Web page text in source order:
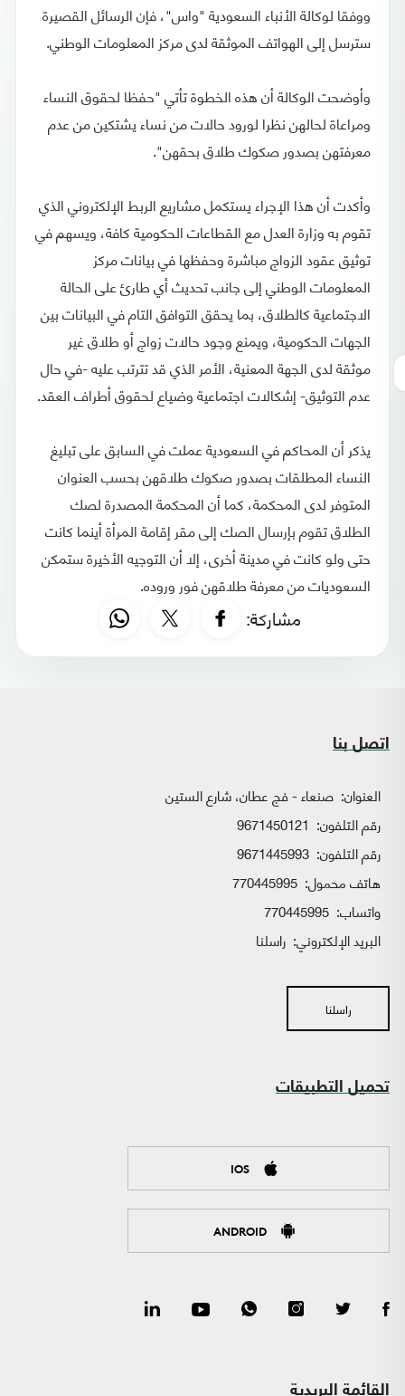
ووفقا لوكالة الأنباء السعودية "واس"، فإن الرسائل القصيرة
سترسل إلى الهواتف الموثقة لدى مركز المعلومات الوطني.
وأوضحت الوكالة أن هذه الخطوة تأتي "حفظا لحقوق النساء
ومراعاة لحالهن نظرا لورود حالات من نساء يشتكين من عدم
معرفتهن بصدور صكوك طلاق بحقهن".
وأكدت أن هذا الإجراء يستكمل مشاريع الربط الإلكتروني الذي
تقوم به وزارة العدل مع القطاعات الحكومية كافة، ويسهم في
توثيق عقود الزواج مباشرة وحفظها في بيانات مركز
المعلومات الوطني إلى جانب تحديث أي طارئ على الحالة
الاجتماعية كالطلاق، بما يحقق التوافق التام في البيانات بين
الجهات الحكومية، ويمنع وجود حالات زواج أو طلاق غير
موثقة لدى الجهة المعنية، الأمر الذي قد تترتب عليه -في حال
عدم التوثيق- إشكالات اجتماعية وضياع لحقوق أطراف العقد.
يذكر أن المحاكم في السعودية عملت في السابق على تبليغ
النساء المطلقات بصدور صكوك طلاقهن بحسب العنوان
المتوفر لدى المحكمة، كما أن المحكمة المصدرة لصك
الطلاق تقوم بإرسال الصك إلى مقر إقامة المرأة أينما كانت
حتى ولو كانت في مدينة أخرى، إلا أن التوجيه الأخيرة ستمكن
السعوديات من معرفة طلاقهن فور وروده.
مشاركة:
اتصل بنا
العنوان: صنعاء - فج عطان، شارع الستين
رقم التلفون: 9671450121
رقم التلفون: 9671445993
هاتف محمول: 770445995
واتساب:
البريد الإلكتروني: راسلنا
راسلنا
تحميل التطبيقات
IOS
ANDROID
القائمة البريدية